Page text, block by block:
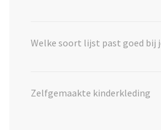
Welke soort lijst past goed bij
Zelfgemaakte kinderkleding